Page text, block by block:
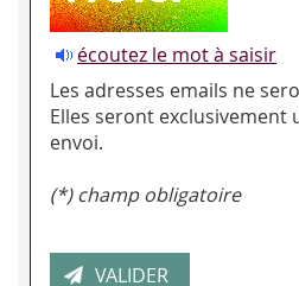
écoutez le mot à saisir
Les adresses emails ne
Elles seront exclusivement
envoi.
(*) champ obligatoire